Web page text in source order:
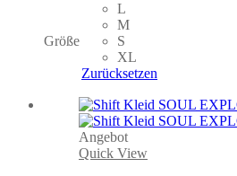
auf.
Optionen
können
Größe
L
M
S
XL
Zurücksetzen
Angebot
Quick View